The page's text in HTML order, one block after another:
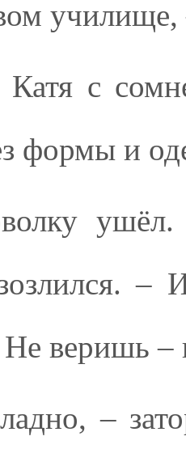
с
формы и
ушёл.
–
веришь –
–